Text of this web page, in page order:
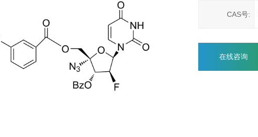
CAS号:
在线咨询